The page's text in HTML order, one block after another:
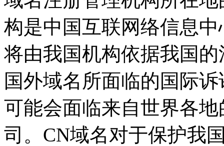
构是中国互联网络信息
将由我国机构依据我国
国外域名所面临的国际
可能会面临来自世界各
司。CN域名对于保护我